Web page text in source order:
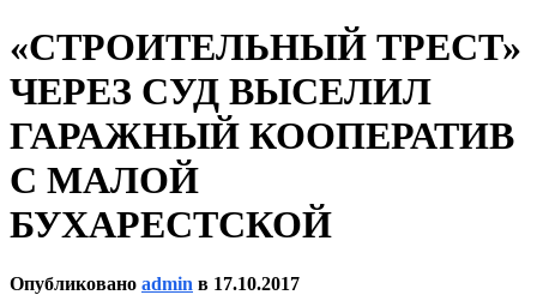
«СТРОИТЕЛЬНЫЙ ТРЕСТ»
ЧЕРЕЗ СУД ВЫСЕЛИЛ
ГАРАЖНЫЙ КООПЕРАТИВ
С МАЛОЙ
БУХАРЕСТСКОЙ
Опубликовано admin в 17.10.2017